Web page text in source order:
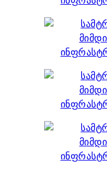
ᲬᲐᲠᲡᲐᲓᲒᲔᲜᲘ ᲐᲜᲒᲐᲠᲘᲨᲘ
ᲡᲐᲯᲐᲠᲝ ᲘᲜᲤᲝᲠᲛᲐᲪᲘᲘᲡ
ᲞᲔᲠᲡᲝᲜᲐᲚᲣᲠ ᲛᲝᲜᲐᲪᲔᲛᲗᲐ
ᲡᲐᲛᲐᲠᲗᲚᲔᲑᲠᲘᲕᲘ
ᲒᲐᲡᲐᲩᲘᲕᲠᲔᲑᲘᲡ ᲬᲔᲡᲔᲑᲘ